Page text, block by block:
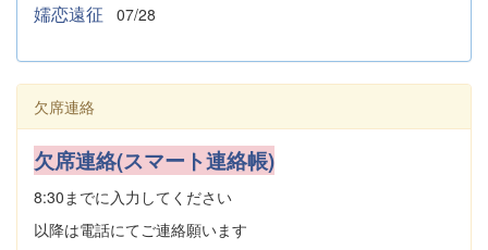
嬬恋遠征 07/28
欠席連絡
欠席連絡(スマート連絡帳)
8:30までに入力してください
以降は電話にてご連絡願います